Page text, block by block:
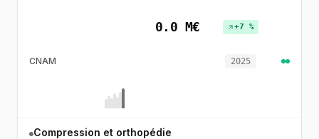
0.0 M€ +7 %
CNAM 2025
Compression et orthopédie